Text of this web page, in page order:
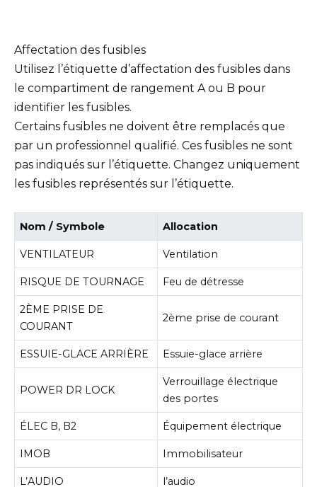
Affectation des fusibles
Utilisez l’étiquette d’affectation des fusibles dans
le compartiment de rangement A ou B pour
identifier les fusibles.
Certains fusibles ne doivent être remplacés que
par un professionnel qualifié. Ces fusibles ne sont
pas indiqués sur l’étiquette. Changez uniquement
les fusibles représentés sur l’étiquette.
Nom / Symbole Allocation
VENTILATEUR Ventilation
RISQUE DE TOURNAGE Feu de détresse
2ÈME PRISE DE
COURANT
2ème prise de courant
ESSUIE-GLACE ARRIÈRE Essuie-glace arrière
POWER DR LOCK
Verrouillage électrique
des portes
ÉLEC B, B2 Équipement électrique
IMOB Immobilisateur
L’AUDIO l’audio